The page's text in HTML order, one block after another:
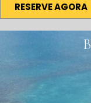
RESERVE AGORA